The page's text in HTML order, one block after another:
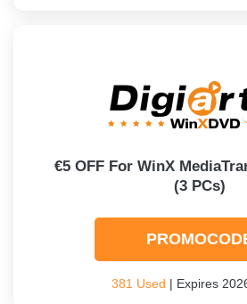
€5 OFF For WinX
(3 PCs)
381 Used | Expires